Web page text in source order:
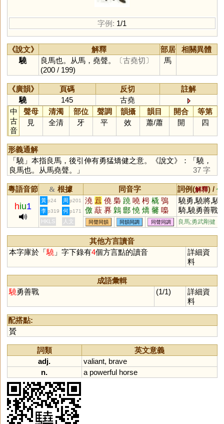
字例: 1/1
《說文》 解釋 部居
相關異體
驍
良馬也。从馬，堯聲。
〔古堯切〕
(200 / 199)
馬
《廣韻》 頁碼 反切
註解
驍
145
古堯
中
古
音
聲母 清濁 部位 聲調 韻攝 韻目 開合
等第
見
全清 牙 平 效 蕭/蕭 開 四
形義通解
「驍」本指良馬，後引伸有勇猛矯健之意。《說文》：「驍，
良馬也。从馬堯聲。」
37 字
粵語音節 & 根據 同音字 詞例(解釋) /
hiu1
黃 p24 周 p201 澆 囂 僥 梟 蹺 嘵 枵 橇 鴞
儌 藃 奡 鷍 郻 憢 燆 毊 嘄
墽 熇 徼 虈 蹻 趬 繑 膮 獢
獟 呺 歊 鄡
驍勇,驍將,驍
騎,驍勇善戰
李 p319 何 p171
HKLS 人文 同聲同韻 同韻同調 同聲同調 良馬;勇武剛健
其他方言讀音
本字庫於「驍 」字下錄有4個方言點的讀音
詳細資
料
成語彙輯
驍勇善戰 (1/1)
詳細資
料
配搭點:
贇
詞類
英文意義
adj.
valiant, brave
n.
a powerful horse